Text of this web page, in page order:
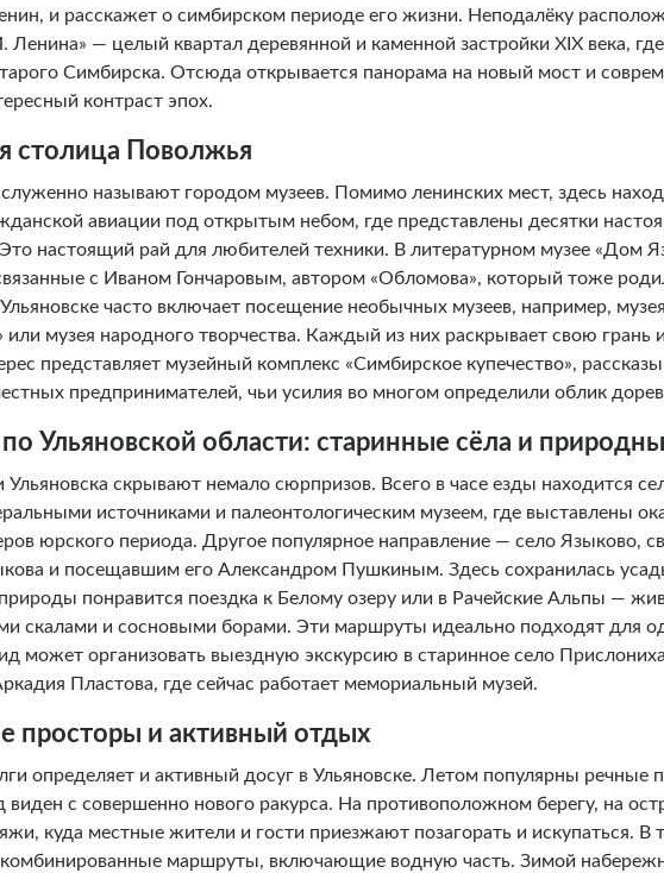
и расскажет о симбирском периоде его жизни. Неподалёку
Ленина» — целый квартал деревянной и каменной застройки XIX века,
Симбирска. Отсюда открывается панорама на новый мост и
контраст эпох.
столица Поволжья
называют городом музеев. Помимо ленинских мест, здесь
авиации под открытым небом, где представлены десятки
настоящий рай для любителей техники. В литературном музее «Дом
с Иваном Гончаровым, автором «Обломова», который тоже
часто включает посещение необычных музеев, например,
или музея народного творчества. Каждый из них раскрывает свою грань
представляет музейный комплекс «Симбирское купечество»,
предпринимателей, чьи усилия во многом определили облик
Ульяновской области: старинные сёла и
Ульяновска скрывают немало сюрпризов. Всего в часе езды находится
источниками и палеонтологическим музеем, где выставлены
юрского периода. Другое популярное направление — село Языково,
и посещавшим его Александром Пушкиным. Здесь сохранилась
понравится поездка к Белому озеру или в Рачейские Альпы —
скалами и сосновыми борами. Эти маршруты идеально подходят для
может организовать выездную экскурсию в старинное село
Пластова, где сейчас работает мемориальный музей.
просторы и активный отдых
определяет и активный досуг в Ульяновске. Летом популярны речные
виден с совершенно нового ракурса. На противоположном берегу, на
куда местные жители и гости приезжают позагорать и искупаться. В
маршруты, включающие водную часть. Зимой